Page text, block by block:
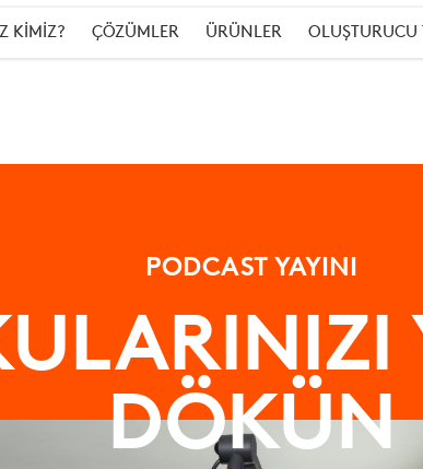
KİMİZ? ÇÖZÜMLER ÜRÜNLER
PODCAST YAYINI
DÖKÜN